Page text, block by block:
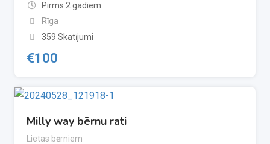
Pirms 2 gadiem
Rīga
359 Skatījumi
€100
Milly way bērnu rati
Lietas bērniem